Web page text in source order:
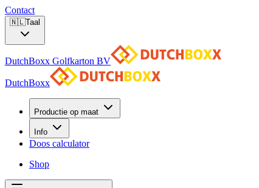
Contact
🇳🇱Taal
DutchBoxx Golfkarton BV
DutchBoxx
Productie op maat
Info
Doos calculator
Shop